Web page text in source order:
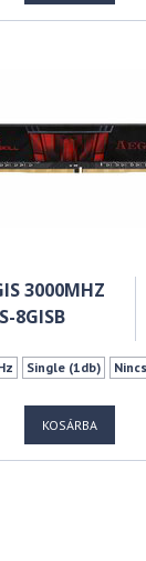
3000MHZ
8GISB
Single (1db) Nincs
KOSÁRBA